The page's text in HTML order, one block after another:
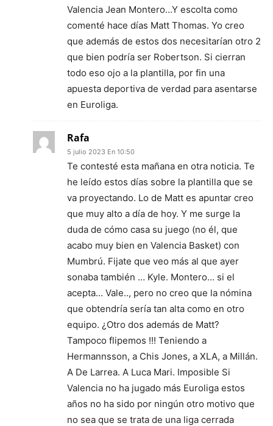
Valencia Jean Montero…Y escolta como
comenté hace días Matt Thomas. Yo creo
que además de estos dos necesitarían otro 2
que bien podría ser Robertson. Si cierran
todo eso ojo a la plantilla, por fin una
apuesta deportiva de verdad para asentarse
en Euroliga.
Rafa
5 julio 2023 En 10:50
Te contesté esta mañana en otra noticia. Te
he leído estos días sobre la plantilla que se
va proyectando. Lo de Matt es apuntar creo
que muy alto a día de hoy. Y me surge la
duda de cómo casa su juego (no él, que
acabo muy bien en Valencia Basket) con
Mumbrú. Fijate que veo más al que ayer
sonaba también … Kyle. Montero… si el
acepta… Vale.., pero no creo que la nómina
que obtendría sería tan alta como en otro
equipo. ¿Otro dos además de Matt?
Tampoco flipemos !!! Teniendo a
Hermannsson, a Chis Jones, a XLA, a Millán.
A De Larrea. A Luca Mari. Imposible Si
Valencia no ha jugado más Euroliga estos
años no ha sido por ningún otro motivo que
no sea que se trata de una liga cerrada